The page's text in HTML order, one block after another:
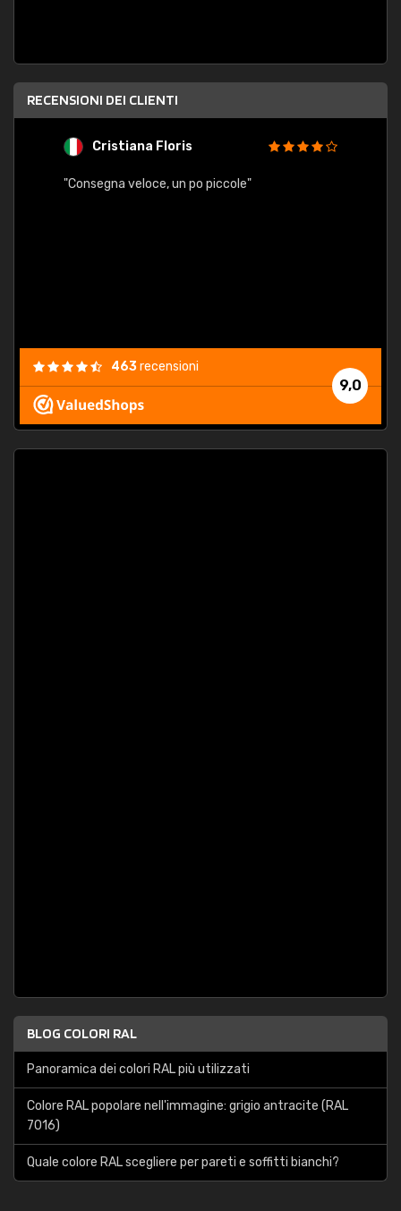
RECENSIONI DEI CLIENTI
Cristiana Floris
"Consegna veloce, un po piccole"
9,0
463recensioni
BLOG COLORI RAL
Panoramica dei colori RAL più utilizzati
Colore RAL popolare nell'immagine: grigio antracite (RAL
7016)
Quale colore RAL scegliere per pareti e soffitti bianchi?